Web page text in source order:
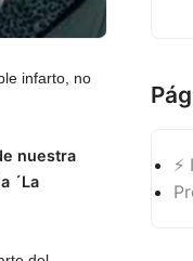
infarto, no
nuestra
´La